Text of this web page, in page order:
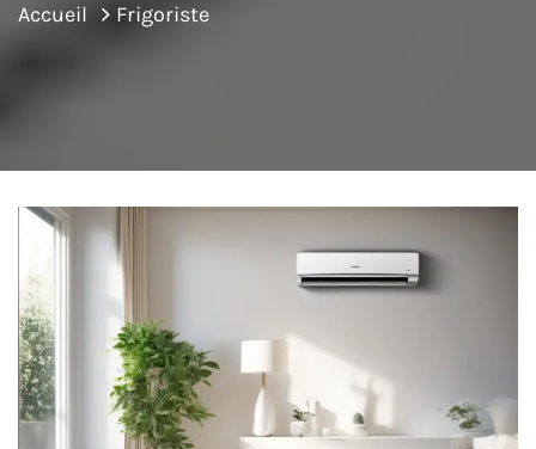
Accueil Frigoriste